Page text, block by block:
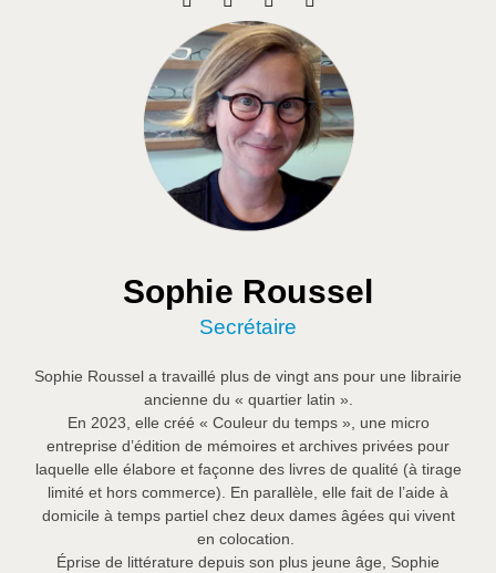
Sophie Roussel
Secrétaire
Sophie Roussel a travaillé plus de vingt ans pour une librairie
ancienne du « quartier latin ».
En 2023, elle créé « Couleur du temps », une micro
entreprise d’édition de mémoires et archives privées pour
laquelle elle élabore et façonne des livres de qualité (à tirage
limité et hors commerce). En parallèle, elle fait de l’aide à
domicile à temps partiel chez deux dames âgées qui vivent
en colocation.
Éprise de littérature depuis son plus jeune âge, Sophie